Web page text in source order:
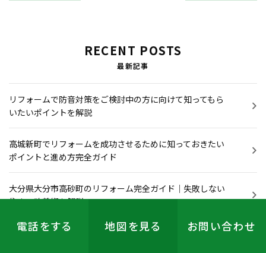
RECENT POSTS
最新記事
リフォームで防音対策をご検討中の方に向けて知ってもら
いたいポイントを解説
高城新町でリフォームを成功させるために知っておきたい
ポイントと進め方完全ガイド
大分県大分市高砂町のリフォーム完全ガイド｜失敗しない
住まい改善術を解説
リフォームを住みながら進める前に知るべき判断基準と失
電話をする 地図を見る お問い合わせ